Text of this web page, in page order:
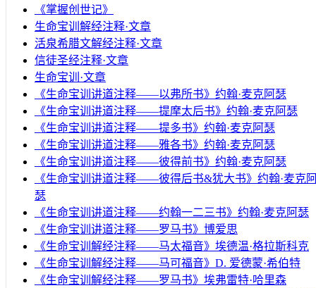
《掌握创世记》
生命宝训解经注释·文章
活泉希腊文解经注释·文章
信徒圣经注释·文章
生命宝训·文章
《生命宝训讲道注释——以弗所书》约翰·麦克阿瑟
《生命宝训讲道注释——提摩太后书》约翰·麦克阿瑟
《生命宝训讲道注释——提多书》约翰·麦克阿瑟
《生命宝训讲道注释——雅各书》约翰·麦克阿瑟
《生命宝训讲道注释——彼得前书》约翰·麦克阿瑟
《生命宝训讲道注释——彼得后书&犹大书》约翰·麦克
瑟
《生命宝训讲道注释——约翰一二三书》约翰·麦克阿瑟
《生命宝训讲道注释——罗马书》博爱思
《生命宝训解经注释——马太福音》埃德温·格拉斯科克
《生命宝训解经注释——马可福音》D. 爱德蒙·希伯特
《生命宝训解经注释——罗马书》埃弗雷特·哈里森